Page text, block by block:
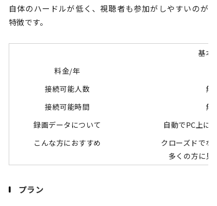
自体のハードルが低く、視聴者も参加がしやすいのが
特徴です。
基本
料金/年
接続可能人数
無
接続可能時間
無
録画データについて
自動でPC上に
こんな方におすすめ
クローズドでな
多くの方に見
プラン